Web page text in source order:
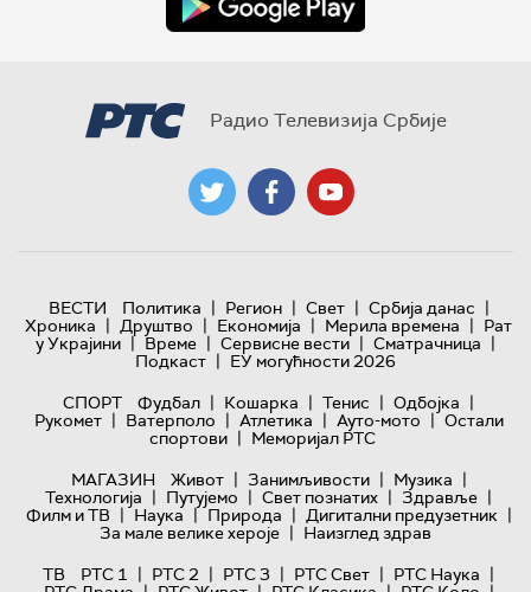
Радио Телевизија Србије
ВЕСТИ Политика | Регион | Свет | Србија данас |
Хроника | Друштво | Економија | Мерила времена | Рат
у Украјини | Време | Сервисне вести | Сматрачница |
Подкаст | ЕУ могућности 2026
СПОРТ
Фудбал | Кошарка | Тенис | Одбојка |
Рукомет | Ватерполо | Атлетика | Ауто-мото | Остали
спортови | Меморијал РТС
МАГАЗИН
Живот | Занимљивости | Музика |
Технологијa | Путујемо | Свет познатих | Здравље |
Филм и ТВ | Наука | Природа | Дигитални предузетник |
За мале велике хероје | Наизглед здрав
ТВ
РТС 1 | РТС 2 | РТС 3 | РТС Свет | РТС Наука |